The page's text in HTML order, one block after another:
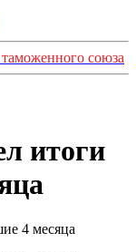
союза
итоги